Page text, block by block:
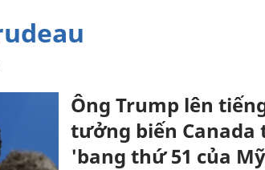
Ông Trump lên
tưởng biến Canada
'bang thứ 51 của